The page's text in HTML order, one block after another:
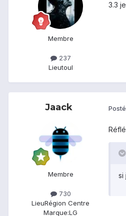
Membre
237
Lieutoul
3.3
Jaack
Membre
730
LieuRégion Centre
Marque:LG
si